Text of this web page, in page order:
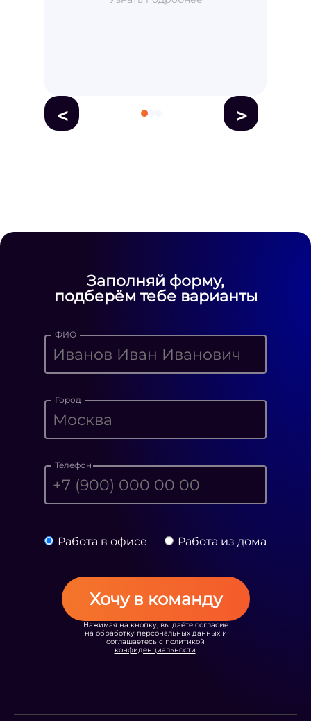
< >
Заполняй форму,
подберём тебе варианты
ФИО
Город
Телефон
Работа в офисе Работа из дома
Хочу в команду
Нажимая на кнопку, вы даёте согласие
на обработку персональных данных и
соглашаетесь с политикой
конфиденциальности.